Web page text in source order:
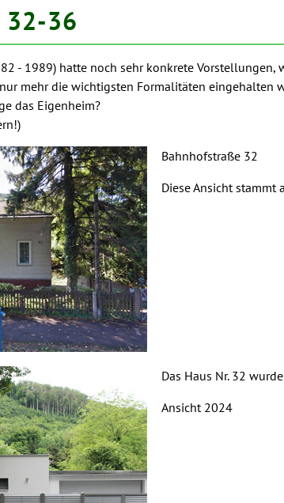
32-36
- 1989) hatte noch sehr konkrete
mehr die wichtigsten Formalitäten eingehalten
das Eigenheim?
Bahnhofstraße 32
Diese Ansicht stammt
Das Haus Nr. 32
Ansicht 2024